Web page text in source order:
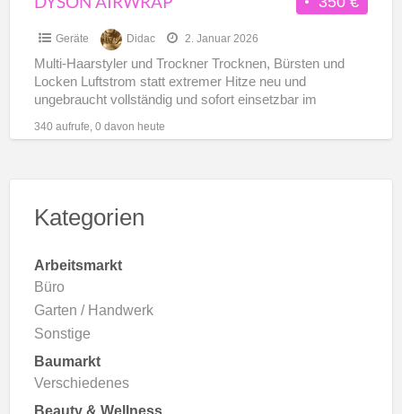
Geräte Didac 2. Januar 2026
Multi-Haarstyler und Trockner Trocknen, Bürsten und
Locken Luftstrom statt extremer Hitze neu und
ungebraucht vollständig und sofort einsetzbar im
340 aufrufe, 0 davon heute
Kategorien
Arbeitsmarkt
Büro
Garten / Handwerk
Sonstige
Baumarkt
Verschiedenes
Beauty & Wellness